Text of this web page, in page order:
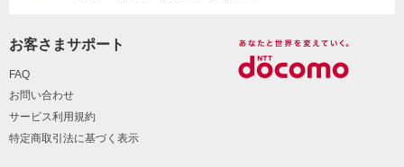
お客さまサポート
FAQ
お問い合わせ
サービス利用規約
特定商取引法に基づく表示